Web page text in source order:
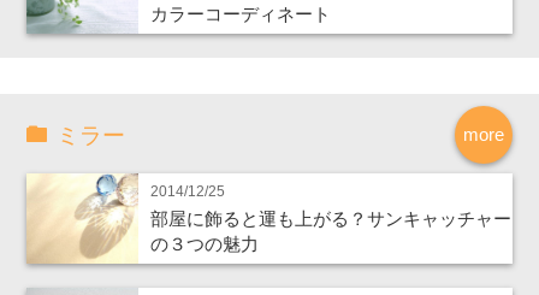
カラーコーディネート
more
ミラー
2014/12/25
部屋に飾ると運も上がる？サンキャッチャー
の３つの魅力